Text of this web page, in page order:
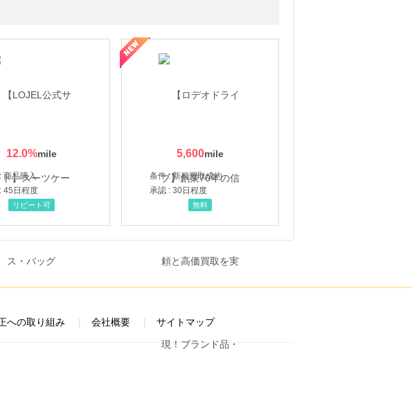
12.0%
商品購入
45日程度
リピート可
5,600
条件 : 新規買取成約
承認 : 30日程度
料査定
無料
への取り組み 会社概要 サイトマップ